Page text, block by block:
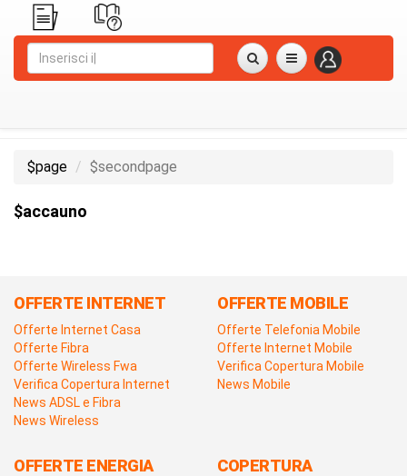
$page $secondpage
$accauno
OFFERTE INTERNET
Offerte Internet Casa
Offerte Fibra
Offerte Wireless Fwa
Verifica Copertura Internet
News ADSL e Fibra
News Wireless
OFFERTE MOBILE
Offerte Telefonia Mobile
Offerte Internet Mobile
Verifica Copertura Mobile
News Mobile
OFFERTE ENERGIA COPERTURA